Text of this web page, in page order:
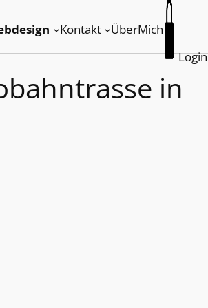
Kontakt
ÜberMich
Login
in